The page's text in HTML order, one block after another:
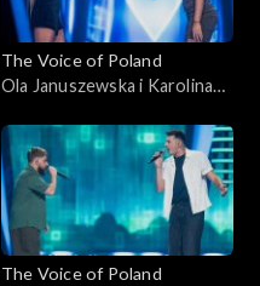
The Voice of Poland
Ola Januszewska i Karolina
„The Voice of Poland”, Bitwy,
11 października 2025
The Voice of Poland